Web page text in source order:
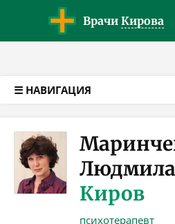
Врачи Кирова
☰ НАВИГАЦИЯ
Киров
психотерапевт